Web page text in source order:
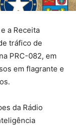
a Receita
tráfico de
PRC-082, em
em flagrante e
da Rádio